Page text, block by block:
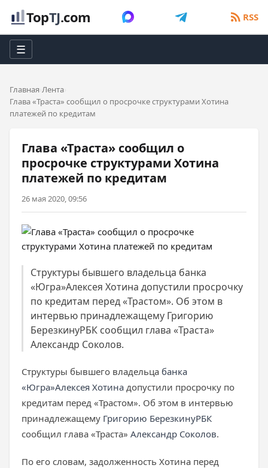
TopTJ.com RSS
☰
Главная Лента
Глава «Траста» сообщил о просрочке структурами Хотина
платежей по кредитам
Глава «Траста» сообщил о
просрочке структурами Хотина
платежей по кредитам
26 мая 2020, 09:56
Структуры бывшего владельца банка
«Югра»Алексея Хотина допустили просрочку
по кредитам перед «Трастом». Об этом в
интервью принадлежащему Григорию
БерезкинуРБК сообщил глава «Траста»
Александр Соколов.
Структуры бывшего владельца банка
«Югра»Алексея Хотина допустили просрочку по
кредитам перед «Трастом». Об этом в интервью
принадлежащему Григорию БерезкинуРБК
сообщил глава «Траста» Александр Соколов.
По его словам, задолженность Хотина перед